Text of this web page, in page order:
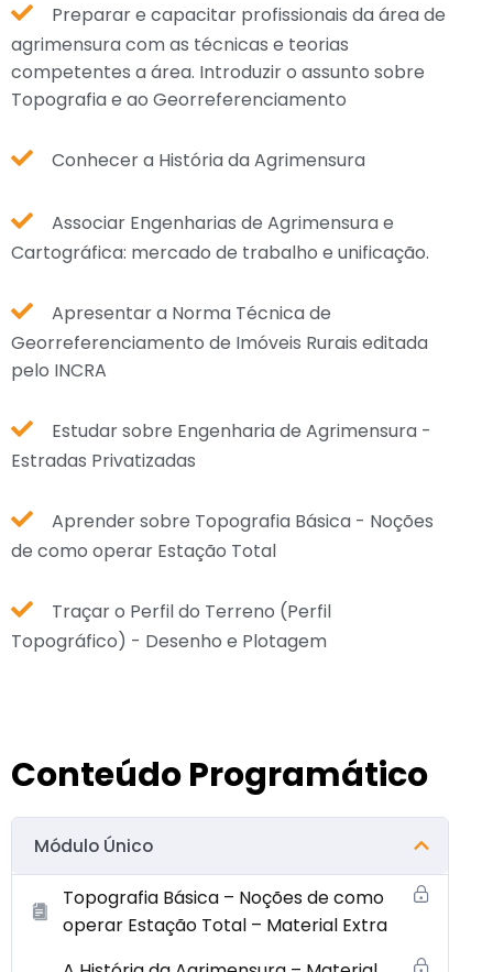
Preparar e capacitar profissionais da área de
agrimensura com as técnicas e teorias
competentes a área. Introduzir o assunto sobre
Topografia e ao Georreferenciamento
Conhecer a História da Agrimensura
Associar Engenharias de Agrimensura e
Cartográfica: mercado de trabalho e unificação.
Apresentar a Norma Técnica de
Georreferenciamento de Imóveis Rurais editada
pelo INCRA
Estudar sobre Engenharia de Agrimensura -
Estradas Privatizadas
Aprender sobre Topografia Básica - Noções
de como operar Estação Total
Traçar o Perfil do Terreno (Perfil
Topográfico) - Desenho e Plotagem
Conteúdo Programático
Módulo Único
Topografia Básica – Noções de como
operar Estação Total – Material Extra